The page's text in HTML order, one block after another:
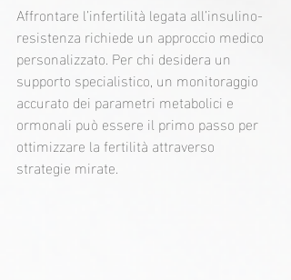
Affrontare l’infertilità legata all’insulino-
resistenza richiede un approccio medico
personalizzato. Per chi desidera un
supporto specialistico, un monitoraggio
accurato dei parametri metabolici e
ormonali può essere il primo passo per
ottimizzare la fertilità attraverso
strategie mirate.